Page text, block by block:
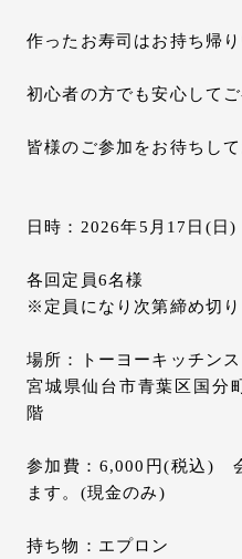
作ったお寿司はお持ち帰り
初心者の方でも安心して
皆様のご参加をお待ちして
日時：2026年5月17日(
各回定員6名様
※定員になり次第締め切り
場所：トーヨーキッチン
宮城県仙台市青葉区国分
階
参加費：6,000円(税込)
ます。(現金のみ)
持ち物：エプロン